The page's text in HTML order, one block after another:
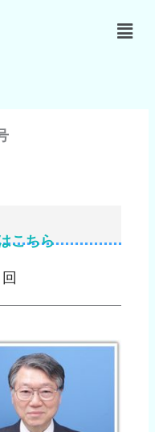
メ
ニ
こちら
回